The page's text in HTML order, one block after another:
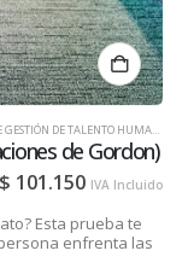
DE TALENTO HUMANO PARA EMPRESAS
de Gordon)
Esta prueba te
enfrenta las
$ 101.150 IVA Incluido